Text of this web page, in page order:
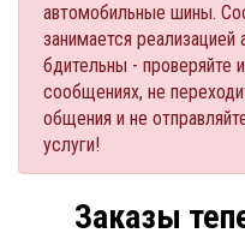
автомобильные шины.
занимается
бдительны - проверяйте
сообщениях, не
общения и не
услуги!
Заказы